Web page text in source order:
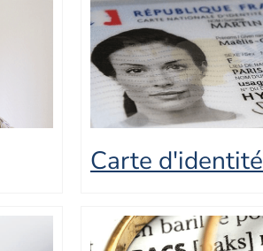
Carte d'identité